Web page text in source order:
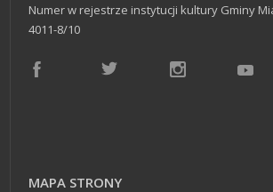
Numer w rejestrze instytucji kultury Gminy
4011-8/10
MAPA STRONY